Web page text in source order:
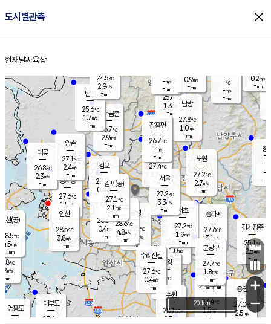
도시별관측 close
홈
현재날씨 육상
의도
℃
m/s
mm
영흥도
양주
25.6℃
1.3
-mm
과천
26.3℃
1.0m/s
- mm
용인
27.0℃
2.5m/s
경기광주
25.1℃
2.5m/s
-mm
대부도
27.6
경서동
27.6℃
1.5 m/s
-mm
파주금촌
26.7℃
2.9m/s
-mm
-℃
-m/s
-mm
대곶
26.8℃
2.3m/s
-mm
창
-
-m/
-
탄현
25.6℃
1.7m/s
-mm
0.2m/s
-mm
의왕
- ℃
m/s
mm
김포
27.0℃
0.4 m/s
mm
광명
28.5 ℃
2.7 m/s
-mm
부천
28.6℃
0.4m/s
-mm
양촌
27.1℃
2.4m/s
-mm
구로
28.6℃
4.8m/s
-mm
은평
27.4℃
3.7 m/s
- mm
노원
27.2℃
2.7m/s
-mm
송파*
27.6℃
3.1 m/s
-mm
서초
27.2℃
1.9m/s
-mm
남방
27.8℃
1.0m/s
-mm
기흥구갈
27.4℃
1.5m/s
-
수리산길
27.6℃
0.4m/s
-mm
분당구
27.7℃
1.8m/s
-mm
장흥면
26.7℃
-m/s
-mm
-m/s
-mm
인천(공)
28.5℃
4.5m/s
-mm
김포(공)
27.1℃
2.1 m/s
-mm
수원
28.1℃
2.7 m/s
인천
28.5℃
3.8m/s
-mm
서울
27.2℃
3.3m/s
-mm
24.5℃
2.9m/s
-mm
0.9m/s
-mm
+
−
20 km